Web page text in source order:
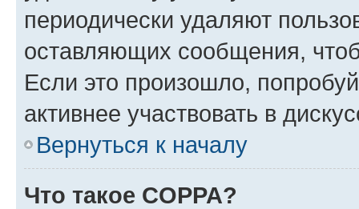
периодически удаляют
оставляющих сообщения,
Если это произошло,
активнее участвовать в
Вернуться к началу
Что такое COPPA?